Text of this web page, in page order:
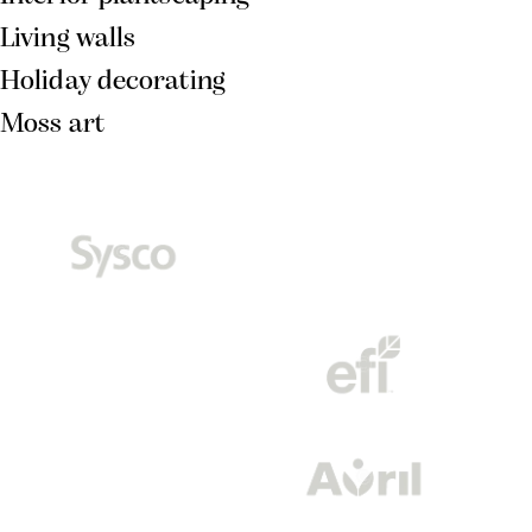
Living walls
Holiday decorating
Moss art